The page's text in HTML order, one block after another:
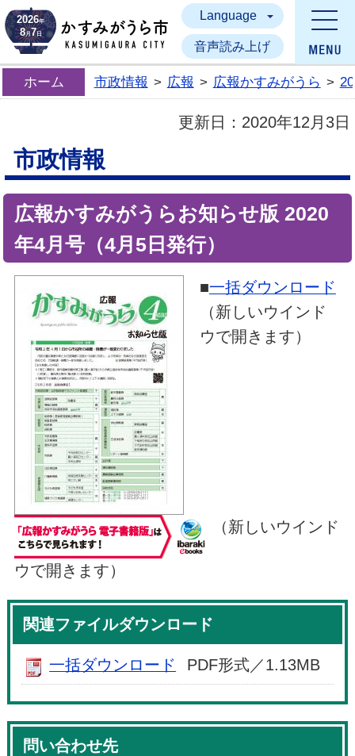
かすみがうら市
2026年
8月7日
Language
音声読み上げ
ホーム 市政情報 > 広報 > 広報かすみがうら >
更新日： 2020年12月3日
市政情報
広報かすみがうらお知らせ版 2020
年4月号（4月5日発行）
■一括ダウンロード
（新しいウインド
ウで開きます）
（新しいウインド
ウで開きます）
関連ファイルダウンロード
一括ダウンロード PDF形式／1.13MB
問い合わせ先